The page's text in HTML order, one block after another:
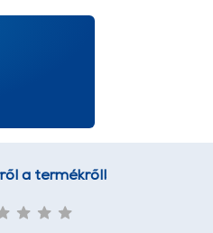
a termékről!